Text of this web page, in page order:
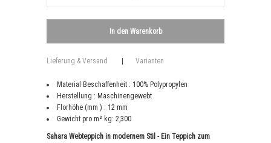
Lieferung & Versand Varianten
Material Beschaffenheit : 100% Polypropylen
Herstellung : Maschinengewebt
Florhöhe (mm ) : 12 mm
Gewicht pro m² kg: 2,300
Sahara Webteppich in modernem Stil - Ein Teppich zum